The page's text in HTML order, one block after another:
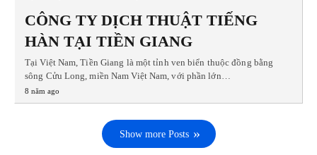
CÔNG TY DỊCH THUẬT TIẾNG
HÀN TẠI TIỀN GIANG
Tại Việt Nam, Tiền Giang là một tỉnh ven biển thuộc đồng bằng
sông Cửu Long, miền Nam Việt Nam, với phần lớn…
8 năm ago
Show more Posts